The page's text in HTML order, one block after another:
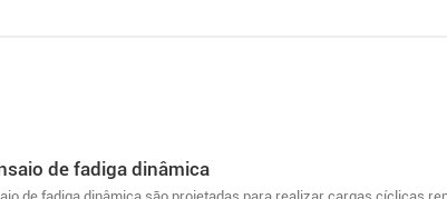
de fadiga dinâmica